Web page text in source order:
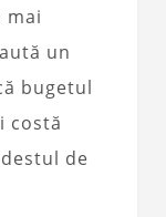
mai
un
bugetul
costă
de